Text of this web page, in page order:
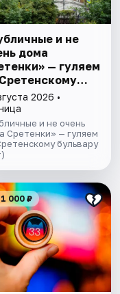
и не
дома
— гуляем
2026 •
и не очень
Сретенки» — гуляем
бульвару
000 ₽